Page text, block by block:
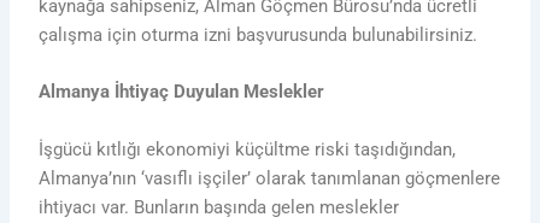
kaynağa sahipseniz, Alman Göçmen Bürosu’nda ücretli
çalışma için oturma izni başvurusunda bulunabilirsiniz.
Almanya İhtiyaç Duyulan Meslekler
İşgücü kıtlığı ekonomiyi küçültme riski taşıdığından,
Almanya’nın ‘vasıflı işçiler’ olarak tanımlanan göçmenlere
ihtiyacı var. Bunların başında gelen meslekler